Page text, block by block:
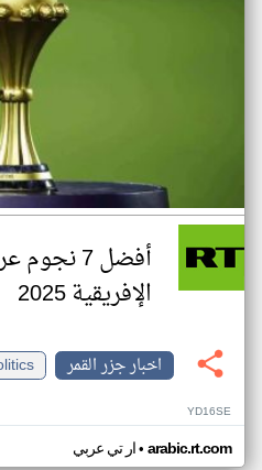
أفضل 7
الإفريقية 2025
اخبار جزر القمر
YD16SE
ار تي عربي• arabic.rt.com